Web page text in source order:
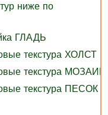
ниже по
ГЛАДЬ
текстура ХОЛСТ
текстура
текстура ПЕСОК